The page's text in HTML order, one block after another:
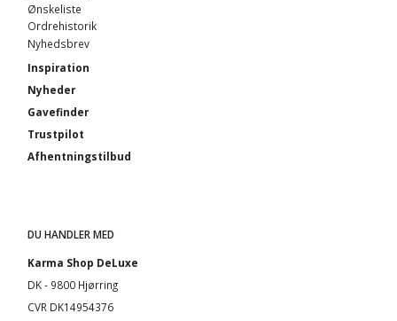
Ønskeliste
Ordrehistorik
Nyhedsbrev
Inspiration
Nyheder
Gavefinder
Trustpilot
Afhentningstilbud
DU HANDLER MED
Karma Shop DeLuxe
DK - 9800 Hjørring
CVR DK14954376